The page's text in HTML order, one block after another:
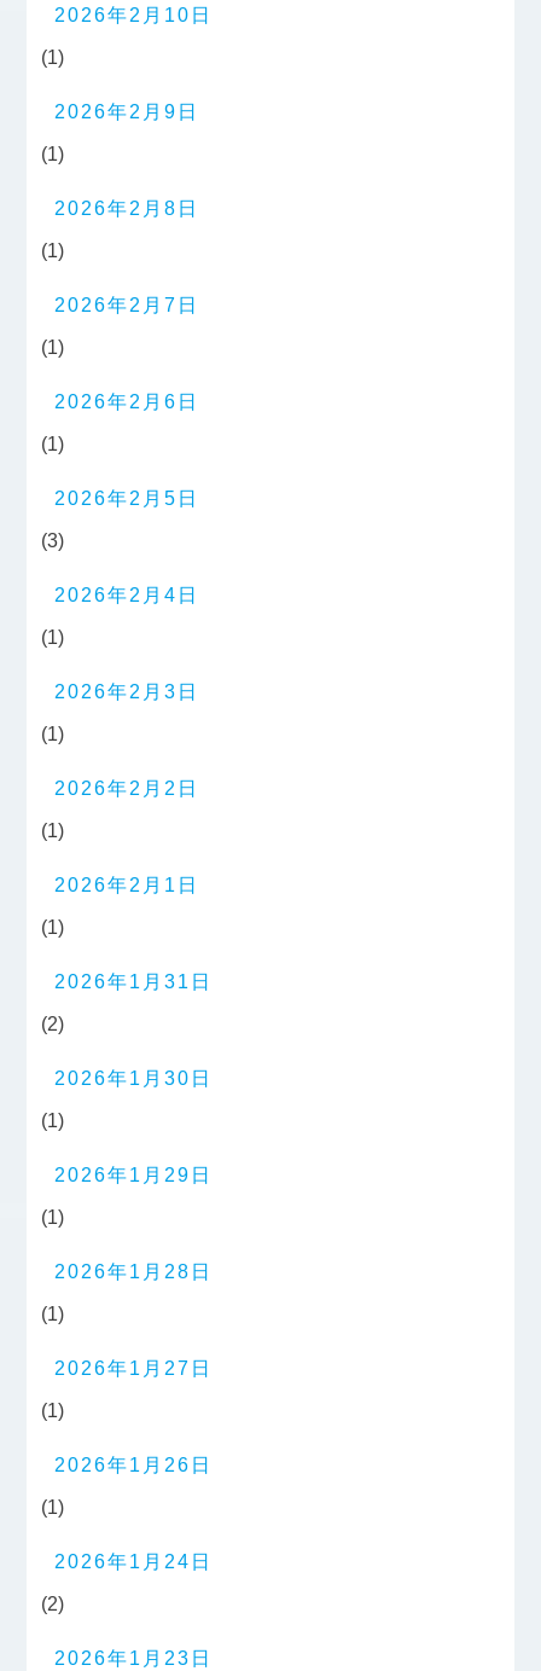
2026年2月10日
(1)
2026年2月9日
(1)
2026年2月8日
(1)
2026年2月7日
(1)
2026年2月6日
(1)
2026年2月5日
(3)
2026年2月4日
(1)
2026年2月3日
(1)
2026年2月2日
(1)
2026年2月1日
(1)
2026年1月31日
(2)
2026年1月30日
(1)
2026年1月29日
(1)
2026年1月28日
(1)
2026年1月27日
(1)
2026年1月26日
(1)
2026年1月24日
(2)
2026年1月23日